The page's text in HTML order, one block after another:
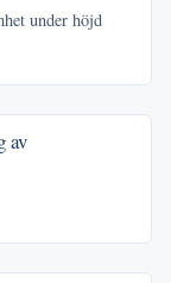
under höjd
av